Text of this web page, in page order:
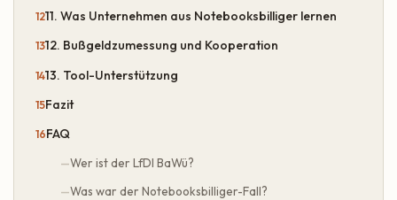
11. Was Unternehmen aus Notebooksbilliger lernen
12. Bußgeldzumessung und Kooperation
13. Tool-Unterstützung
Fazit
FAQ
Wer ist der LfDI BaWü?
Was war der Notebooksbilliger-Fall?